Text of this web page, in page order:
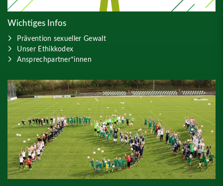
Wichtiges Infos
Prävention sexueller Gewalt
Unser Ethikkodex
Ansprechpartner*innen